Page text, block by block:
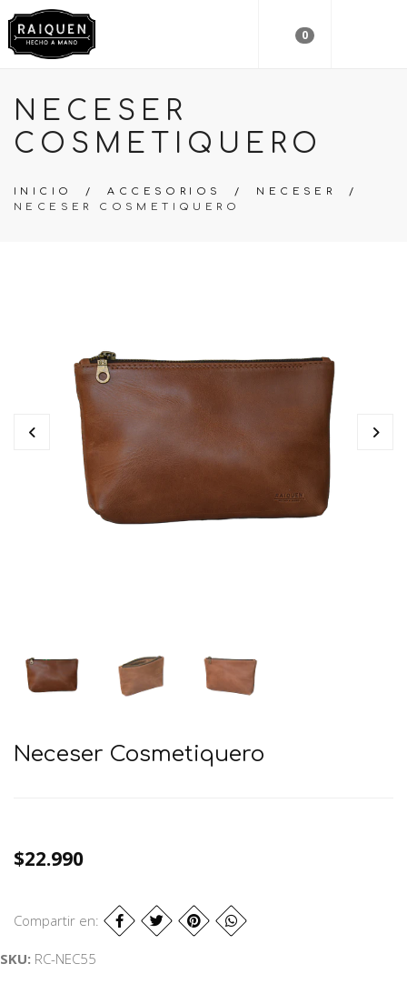
0
NECESER
COSMETIQUERO
INICIO /ACCESORIOS / NECESER
/
NECESER COSMETIQUERO
Neceser Cosmetiquero
$22.990
Compartir en:
SKU: RC-NEC55